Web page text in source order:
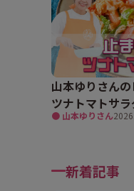
山本ゆりさん
ツナトマトサラ
● 山本ゆりさん
新着記事